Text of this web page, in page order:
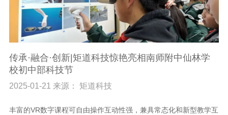
传承·融合·创新|矩道科技惊艳亮相南师附中仙林学
校初中部科技节
2025-01-21 来源： 矩道科技
丰富的VR数字课程可自由操作互动性强，兼具常态化和新型教学互